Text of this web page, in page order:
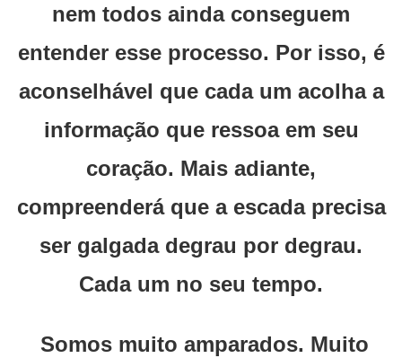
nem todos ainda conseguem
entender esse processo. Por isso, é
aconselhável que cada um acolha a
informação que ressoa em seu
coração. Mais adiante,
compreenderá que a escada precisa
ser galgada degrau por degrau.
Cada um no seu tempo.
Somos muito amparados. Muito